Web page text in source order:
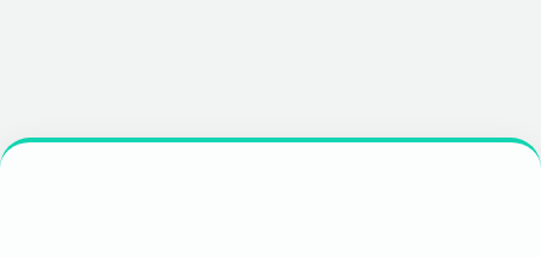
https://betexpergir.net/